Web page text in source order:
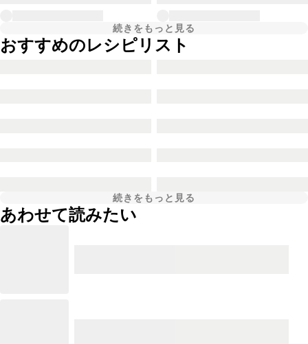
続きをもっと見る
おすすめのレシピリスト
続きをもっと見る
あわせて読みたい